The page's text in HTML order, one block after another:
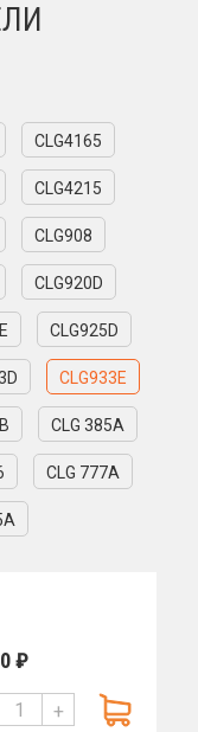
CLG4165
CLG4215
CLG908
CLG920D
CLG925D
CLG933E
CLG 385A
CLG 777A
₽
+